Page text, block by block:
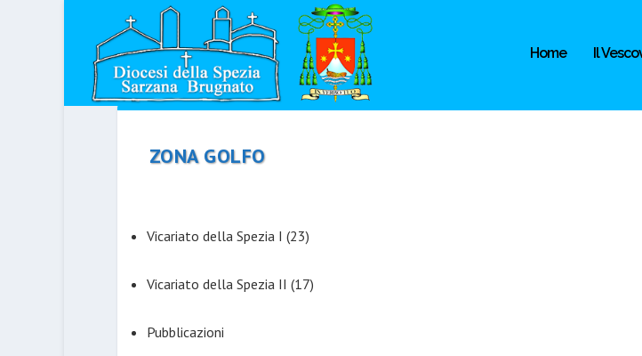
Home Il
ZONA GOLFO
Vicariato della Spezia I (23)
Vicariato della Spezia II (17)
Pubblicazioni